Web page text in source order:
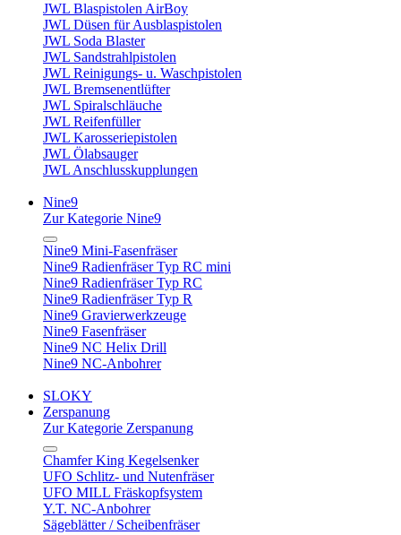
JWL Blaspistolen AirBoy
JWL Düsen für Ausblaspistolen
JWL Soda Blaster
JWL Sandstrahlpistolen
JWL Reinigungs- u. Waschpistolen
JWL Bremsenentlüfter
JWL Spiralschläuche
JWL Reifenfüller
JWL Karosseriepistolen
JWL Ölabsauger
JWL Anschlusskupplungen
Nine9
Zur Kategorie Nine9
Nine9 Mini-Fasenfräser
Nine9 Radienfräser Typ RC mini
Nine9 Radienfräser Typ RC
Nine9 Radienfräser Typ R
Nine9 Gravierwerkzeuge
Nine9 Fasenfräser
Nine9 NC Helix Drill
Nine9 NC-Anbohrer
SLOKY
Zerspanung
Zur Kategorie Zerspanung
Chamfer King Kegelsenker
UFO Schlitz- und Nutenfräser
UFO MILL Fräskopfsystem
Y.T. NC-Anbohrer
Sägeblätter / Scheibenfräser